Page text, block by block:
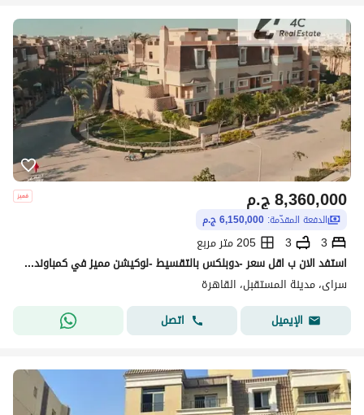
ج.م8,360,000
الدفعة المقدّمة: 6,150,000 ج.م
3
3
205 متر مربع
استفد الان ب اقل سعر -دوبلكس بالتقسيط -لوكيشن مميز في كمباوند سراي - فييو مفتوح - for sale in sarai
سراى، مدينة المستقبل، القاهرة
الإيميل
اتصل